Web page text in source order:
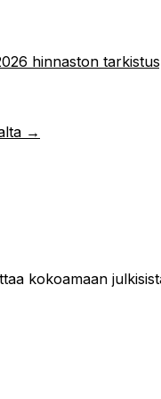
hinnaston
→
kokoamaan